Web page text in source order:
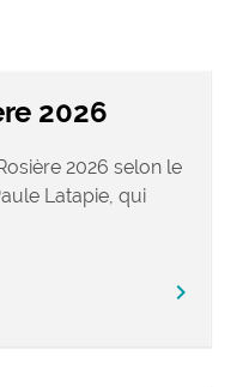
2026
2026 selon le
Latapie, qui
chevron_right